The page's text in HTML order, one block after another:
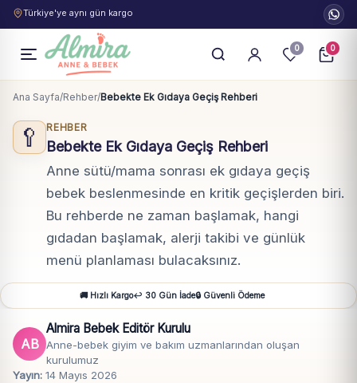
Türkiye'ye aynı gün kargo
0 0
Ana Sayfa/Rehber/Bebekte Ek Gıdaya Geçiş Rehberi
🥄 REHBER
Bebekte Ek Gıdaya Geçiş Rehberi
Anne sütü/mama sonrası ek gıdaya geçiş
bebek beslenmesinde en kritik geçişlerden biri.
Bu rehberde ne zaman başlamak, hangi
gıdadan başlamak, alerji takibi ve günlük
menü planlaması bulacaksınız.
🚚 Hızlı Kargo↩️ 30 Gün İade🔒 Güvenli Ödeme
AB
Almira Bebek Editör Kurulu
Anne-bebek giyim ve bakım uzmanlarından oluşan
kurulumuz
Yayın: 14 Mayıs 2026